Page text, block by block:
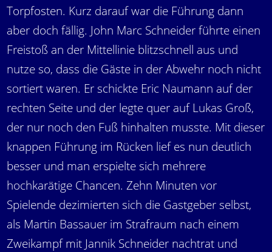
Torpfosten. Kurz darauf war die Führung dann
aber doch fällig. John Marc Schneider führte einen
Freistoß an der Mittellinie blitzschnell aus und
nutze so, dass die Gäste in der Abwehr noch nicht
sortiert waren. Er schickte Eric Naumann auf der
rechten Seite und der legte quer auf Lukas Groß,
der nur noch den Fuß hinhalten musste. Mit dieser
knappen Führung im Rücken lief es nun deutlich
besser und man erspielte sich mehrere
hochkarätige Chancen. Zehn Minuten vor
Spielende dezimierten sich die Gastgeber selbst,
als Martin Bassauer im Strafraum nach einem
Zweikampf mit Jannik Schneider nachtrat und